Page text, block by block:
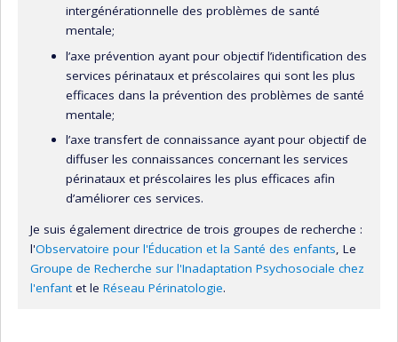
intergénérationnelle des problèmes de santé
mentale;
l’axe prévention ayant pour objectif l’identification des
services périnataux et préscolaires qui sont les plus
efficaces dans la prévention des problèmes de santé
mentale;
l’axe transfert de connaissance ayant pour objectif de
diffuser les connaissances concernant les services
périnataux et préscolaires les plus efficaces afin
d’améliorer ces services.
Je suis également directrice de trois groupes de recherche :
l'Observatoire pour l'Éducation et la Santé des enfants, Le
Groupe de Recherche sur l'Inadaptation Psychosociale chez
l'enfantet le Réseau Périnatologie.